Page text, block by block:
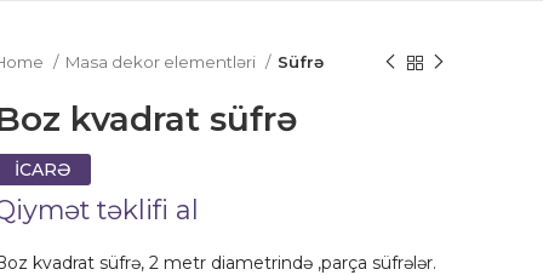
Masa dekor elementləri Süfrə
kvadrat süfrə
İCARƏ
təklifi al
kvadrat süfrə, 2 metr diametrində ,parça süfrələr.